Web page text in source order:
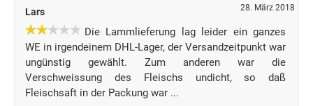
Lars 28. März 2018
Die Lammlieferung lag leider ein ganzes
WE in irgendeinem DHL-Lager, der Versandzeitpunkt war
ungünstig gewählt. Zum anderen war die
Verschweissung des Fleischs undicht, so daß
Fleischsaft in der Packung war ...